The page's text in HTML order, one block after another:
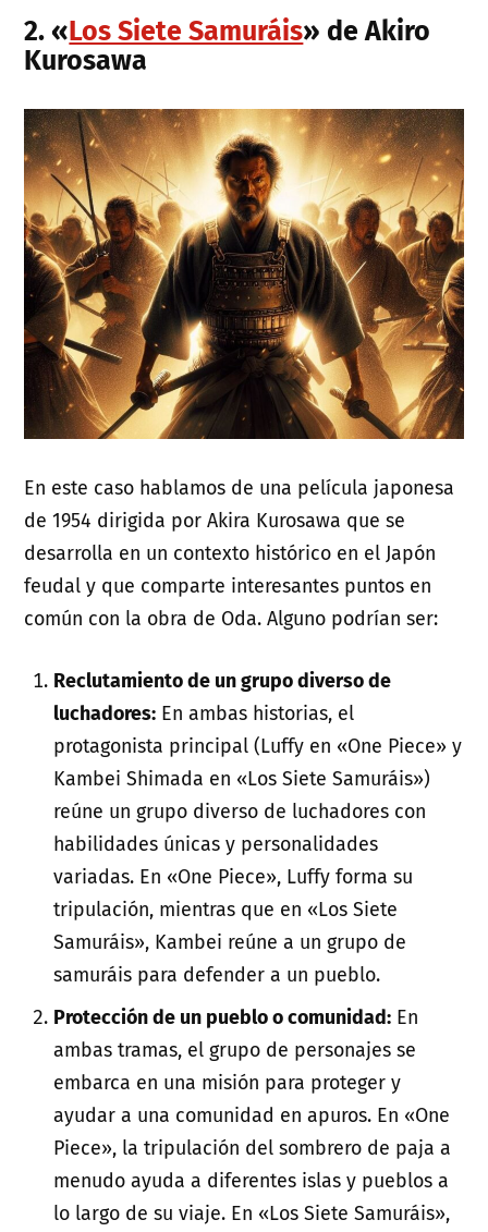
2. «Los Siete Samuráis» de Akiro
Kurosawa
En este caso hablamos de una película japonesa
de 1954 dirigida por Akira Kurosawa que se
desarrolla en un contexto histórico en el Japón
feudal y que comparte interesantes puntos en
común con la obra de Oda. Alguno podrían ser:
Reclutamiento de un grupo diverso de
luchadores: En ambas historias, el
protagonista principal (Luffy en «One Piece» y
Kambei Shimada en «Los Siete Samuráis»)
reúne un grupo diverso de luchadores con
habilidades únicas y personalidades
variadas. En «One Piece», Luffy forma su
tripulación, mientras que en «Los Siete
Samuráis», Kambei reúne a un grupo de
samuráis para defender a un pueblo.
Protección de un pueblo o comunidad: En
ambas tramas, el grupo de personajes se
embarca en una misión para proteger y
ayudar a una comunidad en apuros. En «One
Piece», la tripulación del sombrero de paja a
menudo ayuda a diferentes islas y pueblos a
lo largo de su viaje. En «Los Siete Samuráis»,